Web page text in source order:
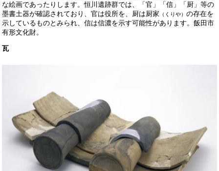
な絵画であったりします。恒川遺跡群では、「官」「信」「厨」等の
墨書土器が確認されており、官は役所を、厨は厨家
（くりや）の存在を
示しているものとみられ、信は信濃を示す可能性があります。飯田市
有形文化財。
瓦